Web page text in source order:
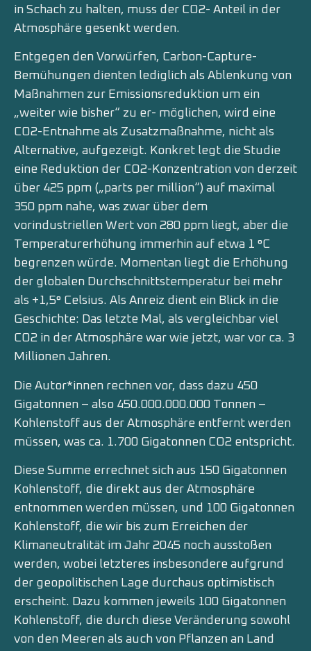
in Schach zu halten, muss der CO2- Anteil in der
Atmosphäre gesenkt werden.
Entgegen den Vorwürfen, Carbon-Capture-
Bemühungen dienten lediglich als Ablenkung von
Maßnahmen zur Emissionsreduktion um ein
„weiter wie bisher“ zu er- möglichen, wird eine
CO2-Entnahme als Zusatzmaßnahme, nicht als
Alternative, aufgezeigt. Konkret legt die Studie
eine Reduktion der CO2-Konzentration von derzeit
über 425 ppm („parts per million“) auf maximal
350 ppm nahe, was zwar über dem
vorindustriellen Wert von 280 ppm liegt, aber die
Temperaturerhöhung immerhin auf etwa 1 °C
begrenzen würde. Momentan liegt die Erhöhung
der globalen Durchschnittstemperatur bei mehr
als +1,5° Celsius. Als Anreiz dient ein Blick in die
Geschichte: Das letzte Mal, als vergleichbar viel
CO2 in der Atmosphäre war wie jetzt, war vor ca. 3
Millionen Jahren.
Die Autor*innen rechnen vor, dass dazu 450
Gigatonnen – also 450.000.000.000 Tonnen –
Kohlenstoff aus der Atmosphäre entfernt werden
müssen, was ca. 1.700 Gigatonnen CO2 entspricht.
Diese Summe errechnet sich aus 150 Gigatonnen
Kohlenstoff, die direkt aus der Atmosphäre
entnommen werden müssen, und 100 Gigatonnen
Kohlenstoff, die wir bis zum Erreichen der
Klimaneutralität im Jahr 2045 noch ausstoßen
werden, wobei letzteres insbesondere aufgrund
der geopolitischen Lage durchaus optimistisch
erscheint. Dazu kommen jeweils 100 Gigatonnen
Kohlenstoff, die durch diese Veränderung sowohl
von den Meeren als auch von Pflanzen an Land